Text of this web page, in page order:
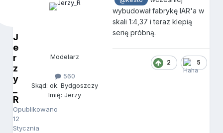
J
e
r
z
y
R
Opublikowano
12
Stycznia
Modelarz
560
Skąd: ok. Bydgoszczy
Imię: Jerzy
wybudował fabrykę IAR'a w
skali 1:4,37 i teraz klepią
serię próbną.
2 5